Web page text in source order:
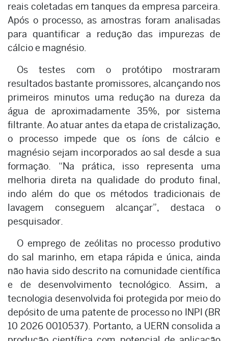
reais coletadas em tanques da empresa parceira.
Após o processo, as amostras foram analisadas
para quantificar a redução das impurezas de
cálcio e magnésio.
Os testes com o protótipo mostraram
resultados bastante promissores, alcançando nos
primeiros minutos uma redução na dureza da
água de aproximadamente 35%, por sistema
filtrante. Ao atuar antes da etapa de cristalização,
o processo impede que os íons de cálcio e
magnésio sejam incorporados ao sal desde a sua
formação. “Na prática, isso representa uma
melhoria direta na qualidade do produto final,
indo além do que os métodos tradicionais de
lavagem conseguem alcançar”, destaca o
pesquisador.
O emprego de zeólitas no processo produtivo
do sal marinho, em etapa rápida e única, ainda
não havia sido descrito na comunidade científica
e de desenvolvimento tecnológico. Assim, a
tecnologia desenvolvida foi protegida por meio do
depósito de uma patente de processo no INPI (BR
10 2026 0010537). Portanto, a UERN consolida a